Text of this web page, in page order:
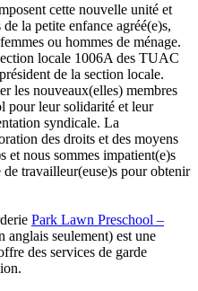
cette nouvelle unité et
la petite enfance agréé(e)s,
ou hommes de ménage.
locale 1006A des TUAC
de la section locale.
les nouveaux(elles) membres
pour leur solidarité et leur
syndicale. La
des droits et des moyens
et nous sommes impatient(e)s
travailleur(euse)s pour obtenir
Park Lawn Preschool –
anglais seulement) est une
des services de garde